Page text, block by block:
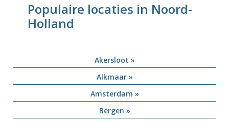
Populaire locaties in Noord-
Holland
Akersloot »
Alkmaar »
Amsterdam »
Bergen »